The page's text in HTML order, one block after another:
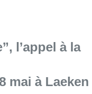
l’appel à la
mai à Laeken